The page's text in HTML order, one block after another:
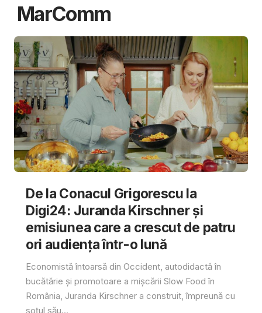
MarComm
De la Conacul Grigorescu la
Digi24: Juranda Kirschner și
emisiunea care a crescut de patru
ori audiența într-o lună
Economistă întoarsă din Occident, autodidactă în
bucătărie și promotoare a mișcării Slow Food în
România, Juranda Kirschner a construit, împreună cu
soțul său...